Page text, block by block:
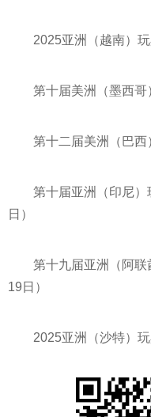
2025亚洲（越南）
第十届美洲（墨西哥
第十二届美洲（巴西
第十届亚洲（印尼
日）
第十九届亚洲（阿联
19日）
2025亚洲（沙特）